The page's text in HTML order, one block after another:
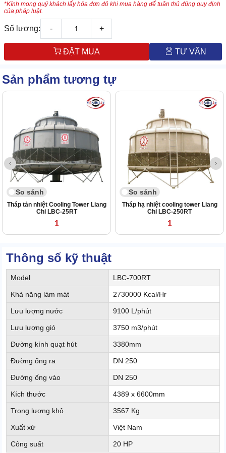
*Kính mong quý khách lấy hóa đơn đỏ khi mua hàng để tuân thủ đúng quy định
của pháp luật.
Số lượng: - +
ĐẶT MUA TƯ VẤN
Sản phẩm tương tự
So sánh
Tháp tản nhiệt Cooling Tower Liang
Chi LBC-25RT
1
So sánh
Tháp hạ nhiệt cooling tower Liang
Chi LBC-250RT
1
Thông số kỹ thuật
Model LBC-700RT
Khả năng làm mát 2730000 Kcal/Hr
Lưu lượng nước 9100 L/phút
Lưu lượng gió 3750 m3/phút
Đường kính quạt hút 3380mm
Đường ống ra DN 250
Đường ống vào DN 250
Kích thước 4389 x 6600mm
Trọng lượng khô 3567 Kg
Xuất xứ Việt Nam
Công suất 20 HP